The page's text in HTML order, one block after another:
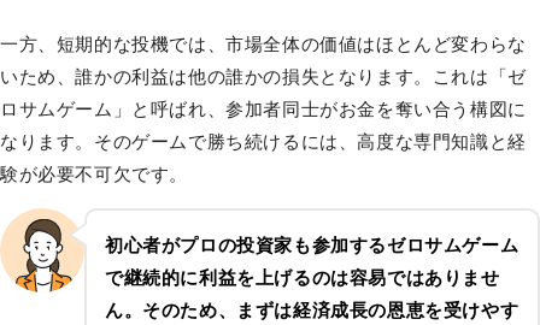
一方、短期的な投機では、市場全体の価値はほとんど変わらな
いため、誰かの利益は他の誰かの損失となります。これは「ゼ
ロサムゲーム」と呼ばれ、参加者同士がお金を奪い合う構図に
なります。そのゲームで勝ち続けるには、高度な専門知識と経
験が必要不可欠です。
初心者がプロの投資家も参加するゼロサムゲーム
で継続的に利益を上げるのは容易ではありませ
ん。そのため、まずは経済成長の恩恵を受けやす